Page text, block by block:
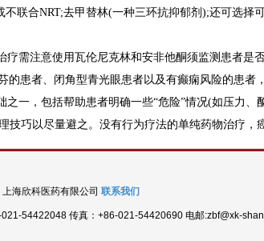
不联合NRT;去甲替林(一种三环抗抑郁剂);还可选择
需注意使用瓦伦尼克林和安非他酮须监测患者是
的患者、闭角型青光眼患者以及有癫痫风险的患者
一，包括帮助患者明确一些“危险”情况(如压力、
技巧以尽量避之。没有行为疗法的单纯药物治疗，
海欣科医药有限公司 联系我们
54422048 传真：+86-021-54420690 电邮:zbf@xk-